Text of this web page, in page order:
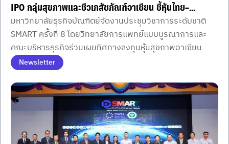
IPO กลุ่มสุขภาพและชีวเภสัชภัณฑ์อาเซียน ชี้หุ้นไทย–
มาเลเซียเด่นระยะยาว เตือนราคาพุ่งวันแรกไม่การันตีกำไร
ย้ำอ่านหนังสือชี้ชวน–บริหาร Cash Flow ก่อนลงทุน
มหาวิทยาลัยธุรกิจบัณฑิตย์จัดงานประชุมวิชาการระดับชาติ
SMART ครั้งที่ 8 โดยวิทยาลัยการแพทย์แบบบูรณาการและ
คณะบริหารธุรกิจร่วมเผยทิศทางลงทุนหุ้นสุขภาพอาเซียน
Newsletter